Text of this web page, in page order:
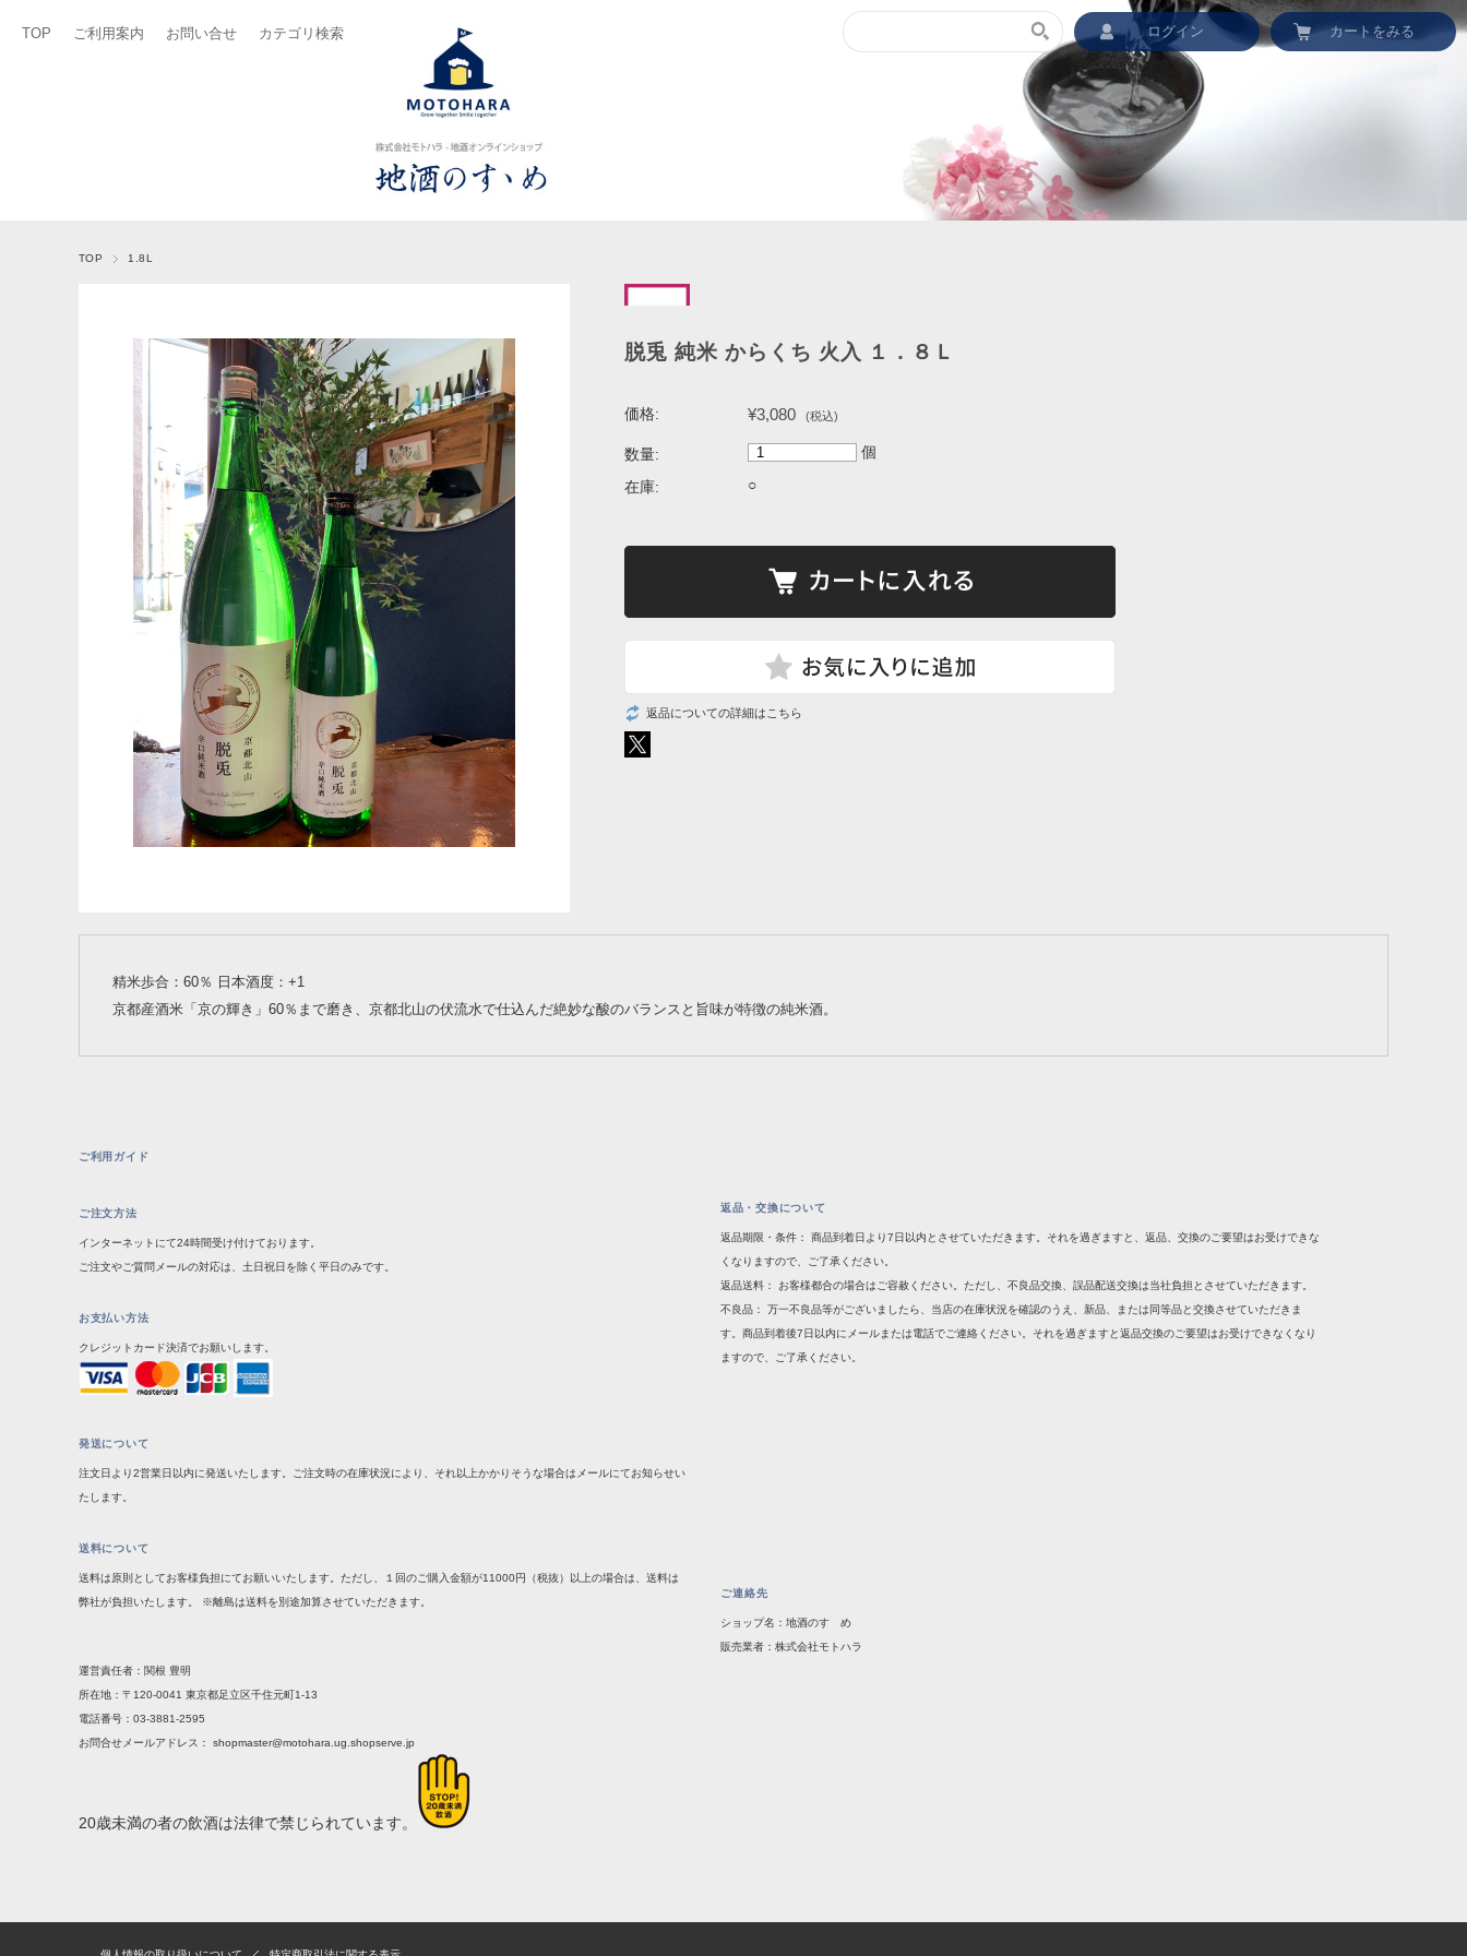
ログイン カートをみる
TOP ご利用案内 お問い合せ カテゴリ検索
TOP 1.8L
脱兎 純米 からくち 火入 １．８Ｌ
価格: ¥3,080 (税込)
数量: 個
在庫: ○
返品についての詳細はこちら
精米歩合：60％ 日本酒度：+1
京都産酒米「京の輝き」60％まで磨き、京都北山の伏流水で仕込んだ絶妙な酸のバランスと旨味が特徴の純米酒。
ご利用ガイド
ご注文方法
インターネットにて24時間受け付けております。
ご注文やご質問メールの対応は、土日祝日を除く平日のみです。
お支払い方法
クレジットカード決済でお願いします。
発送について
注文日より2営業日以内に発送いたします。ご注文時の在庫状況により、それ以上かかりそうな場合はメールにてお知らせい
たします。
送料について
送料は原則としてお客様負担にてお願いいたします。ただし、１回のご購入金額が11000円（税抜）以上の場合は、送料は
弊社が負担いたします。 ※離島は送料を別途加算させていただきます。
返品・交換について
返品期限・条件： 商品到着日より7日以内とさせていただきます。それを過ぎますと、返品、交換のご要望はお受けできな
くなりますので、ご了承ください。
返品送料： お客様都合の場合はご容赦ください。ただし、不良品交換、誤品配送交換は当社負担とさせていただきます。
不良品： 万一不良品等がございましたら、当店の在庫状況を確認のうえ、新品、または同等品と交換させていただきま
す。商品到着後7日以内にメールまたは電話でご連絡ください。それを過ぎますと返品交換のご要望はお受けできなくなり
ますので、ご了承ください。
ご連絡先
ショップ名：地酒のすゝめ
販売業者：株式会社モトハラ
運営責任者：関根 豊明
所在地：〒120-0041 東京都足立区千住元町1-13
電話番号：03-3881-2595
お問合せメールアドレス： shopmaster@motohara.ug.shopserve.jp
20歳未満の者の飲酒は法律で禁じられています。